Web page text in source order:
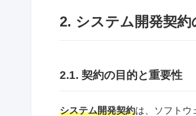
2. システム開発契約
2.1. 契約の目的と重要性
システム開発契約は、ソフトウ